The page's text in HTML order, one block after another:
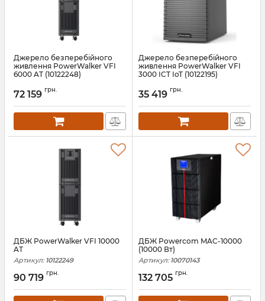
Джерело безперебійного
живлення PowerWalker VFI
6000 AT (10122248)
72 159 грн.
Джерело безперебійного
живлення PowerWalker VFI
3000 ICT IoT (10122195)
35 419 грн.
ДБЖ PowerWalker VFI 10000
AT
Артикул: 10122249
90 719 грн.
ДБЖ Powercom MAC-10000
(10000 Вт)
Артикул: 10070143
132 705 грн.